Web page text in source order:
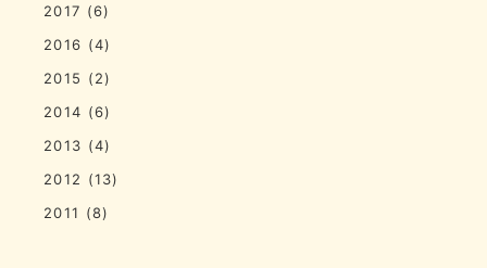
2017 (6)
2016 (4)
2015 (2)
2014 (6)
2013 (4)
2012 (13)
2011 (8)